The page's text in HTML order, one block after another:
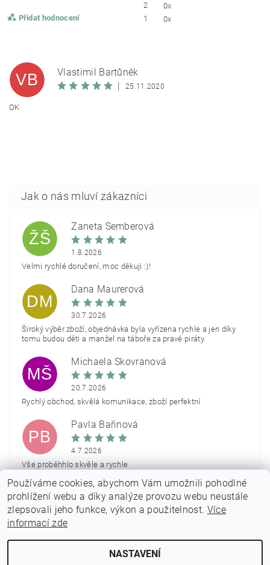
Přidat hodnocení
2
0x
1
0x
VB
Vlastimil Bartůněk
|
25.11.2020
OK
ŽŠ
Žaneta Šemberová
1.8.2026
Velmi rychlé doručení, moc děkuji :)!
DM
Dana Maurerová
30.7.2026
Široký výběr zboží, objednávka byla vyřízena rychle a jen díky
tomu budou děti a manžel na táboře za pravé piráty.
MŠ
Michaela Škovranová
20.7.2026
Rychlý obchod, skvělá komunikace, zboží perfektní
PB
Pavla Bařinová
4.7.2026
Vše proběhhlo skvěle a rychle
Zobrazit další hodnocení
Používáme cookies, abychom Vám umožnili pohodlné
prohlížení webu a díky analýze provozu webu neustále
zlepsovali jeho funkce, výkon a použitelnost. Více
informací zde
NASTAVENÍ